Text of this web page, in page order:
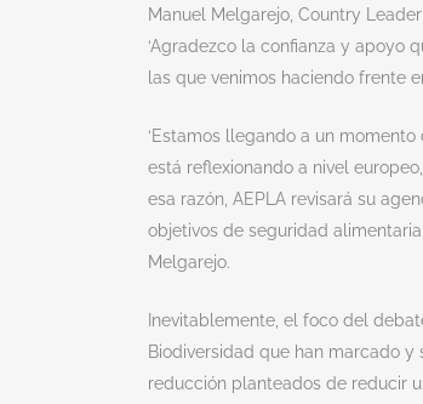
Manuel Melgarejo, Country
‘Agradezco la confianza y apoyo
las que venimos haciendo frente
‘Estamos llegando a un
está reflexionando a nivel
esa razón, AEPLA revisará su
objetivos de seguridad
Melgarejo.
Inevitablemente, el foco del
Biodiversidad que han marcado
reducción planteados de reducir